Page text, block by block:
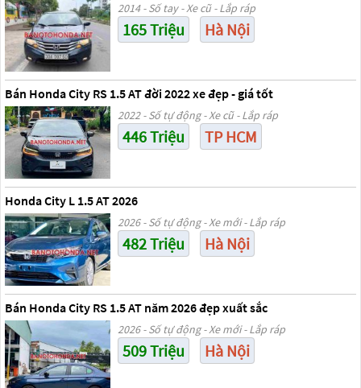
2014 - Số tay - Xe cũ - Lắp ráp
165 Triệu Hà Nội
Bán Honda City RS 1.5 AT đời 2022 xe đẹp - giá tốt
2022 - Số tự động - Xe cũ - Lắp ráp
446 Triệu TP HCM
Honda City L 1.5 AT 2026
2026 - Số tự động - Xe mới - Lắp ráp
482 Triệu Hà Nội
Bán Honda City RS 1.5 AT năm 2026 đẹp xuất sắc
2026 - Số tự động - Xe mới - Lắp ráp
509 Triệu Hà Nội